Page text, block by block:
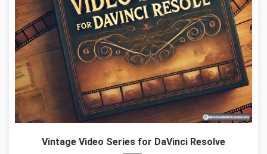
Vintage Video Series for DaVinci Resolve